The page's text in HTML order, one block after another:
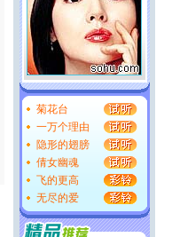
菊花台
一万个理由
隐形的翅膀
倩女幽魂
飞的更高
无尽的爱